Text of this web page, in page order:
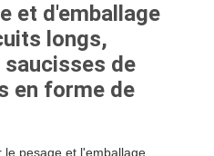
et d'emballage
longs,
de
en forme de
le pesage et l'emballage